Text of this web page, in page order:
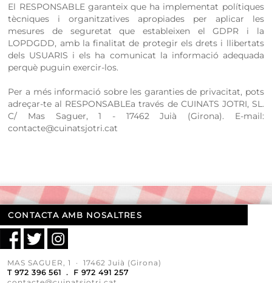
El RESPONSABLE garanteix que ha implementat polítiques
tècniques i organitzatives apropiades per aplicar les
mesures de seguretat que estableixen el GDPR i la
LOPDGDD, amb la finalitat de protegir els drets i llibertats
dels USUARIS i els ha comunicat la informació adequada
perquè puguin exercir-los.
Per a més informació sobre les garanties de privacitat, pots
adreçar-te al RESPONSABLEa través de CUINATS JOTRI, SL.
C/ Mas Saguer, 1 - 17462 Juià (Girona). E-mail:
contacte@cuinatsjotri.cat
CONTACTA AMB NOSALTRES
MAS SAGUER, 1 · 17462 Juià (Girona)
T 972 396 561 . F 972 491 257